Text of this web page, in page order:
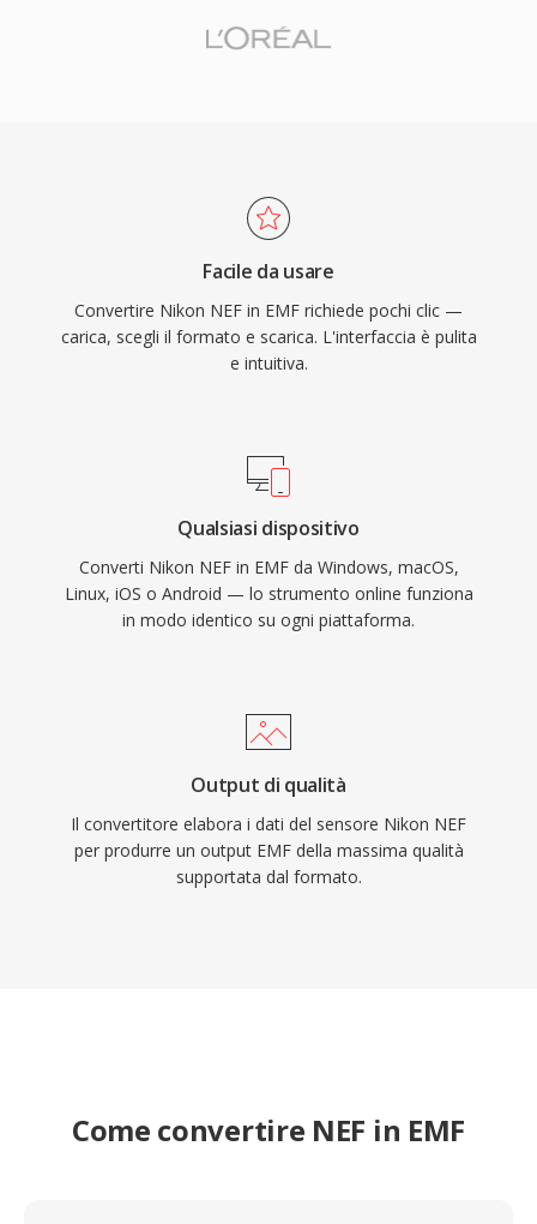
Facile da usare
Convertire Nikon NEF in EMF richiede pochi clic —
carica, scegli il formato e scarica. L'interfaccia è pulita
e intuitiva.
Qualsiasi dispositivo
Converti Nikon NEF in EMF da Windows, macOS,
Linux, iOS o Android — lo strumento online funziona
in modo identico su ogni piattaforma.
Output di qualità
Il convertitore elabora i dati del sensore Nikon NEF
per produrre un output EMF della massima qualità
supportata dal formato.
Come convertire NEF in EMF